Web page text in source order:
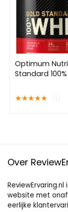
Optimum
Standard
Cream –
Poeder –
★★★★★
Over
website met
eerlijke